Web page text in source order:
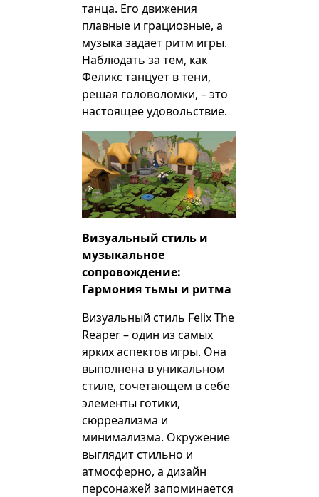
танца. Его движения
плавные и грациозные, а
музыка задает ритм игры.
Наблюдать за тем, как
Феликс танцует в тени,
решая головоломки, – это
настоящее удовольствие.
Визуальный стиль и
музыкальное
сопровождение:
Гармония тьмы и ритма
Визуальный стиль Felix The
Reaper – один из самых
ярких аспектов игры. Она
выполнена в уникальном
стиле, сочетающем в себе
элементы готики,
сюрреализма и
минимализма. Окружение
выглядит стильно и
атмосферно, а дизайн
персонажей запоминается